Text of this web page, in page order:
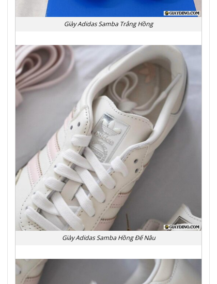
Giày Adidas Samba Trắng Hồng
Giày Adidas Samba Hồng Đế Nâu